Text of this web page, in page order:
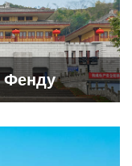
Фенду